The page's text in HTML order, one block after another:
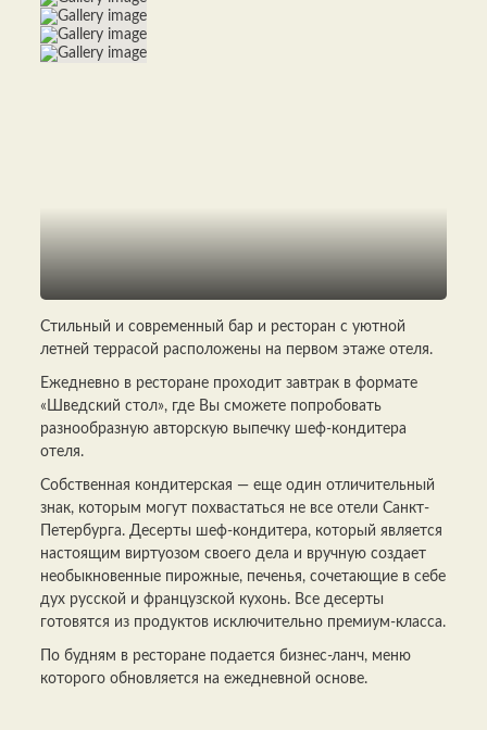
Стильный и современный бар и ресторан с уютной
летней террасой расположены на первом этаже отеля.
Ежедневно в ресторане проходит завтрак в формате
«Шведский стол», где Вы сможете попробовать
разнообразную авторскую выпечку шеф-кондитера
отеля.
Собственная кондитерская — еще один отличительный
знак, которым могут похвастаться не все отели Санкт-
Петербурга. Десерты шеф-кондитера, который является
настоящим виртуозом своего дела и вручную создает
необыкновенные пирожные, печенья, сочетающие в себе
дух русской и французской кухонь. Все десерты
готовятся из продуктов исключительно премиум-класса.
По будням в ресторане подается бизнес-ланч, меню
которого обновляется на ежедневной основе.